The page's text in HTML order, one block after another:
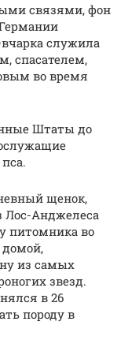
связями, фон
служила
спасателем,
во время
Штаты до
щенок,
Лос-Анджелеса
питомника во
из самых
звезд.
в 26
породу в